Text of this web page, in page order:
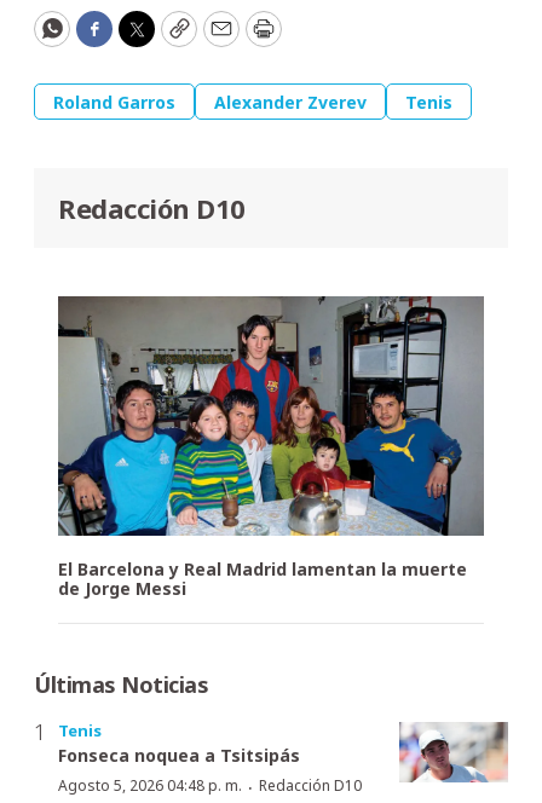
WhatsApp
Facebook
Twitter
CopyEmailPrint
Roland Garros Alexander Zverev Tenis
Redacción D10
El Barcelona y Real Madrid lamentan la muerte
de Jorge Messi
Últimas Noticias
Tenis
Fonseca noquea a Tsitsipás
Agosto 5, 2026 04:48 p. m. · Redacción D10